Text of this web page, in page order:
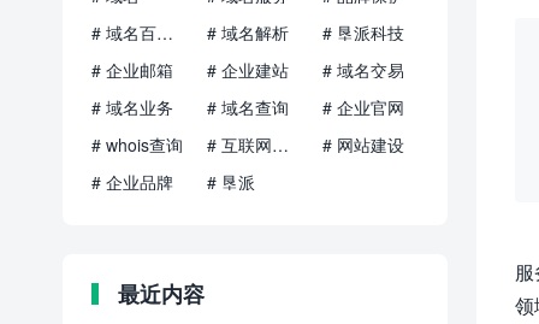
领
# 域名百科知识
# 域名解析
# 垦派科技
# 企业邮箱
# 企业建站
# 域名交易
# 域名业务
# 域名查询
# 企业官网
# whois查询
# 互联网品牌
# 网站建设
# 企业品牌
# 垦派
最近内容